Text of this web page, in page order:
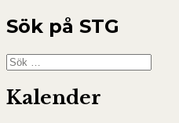
Sök på STG
Sök
efter:
Kalender